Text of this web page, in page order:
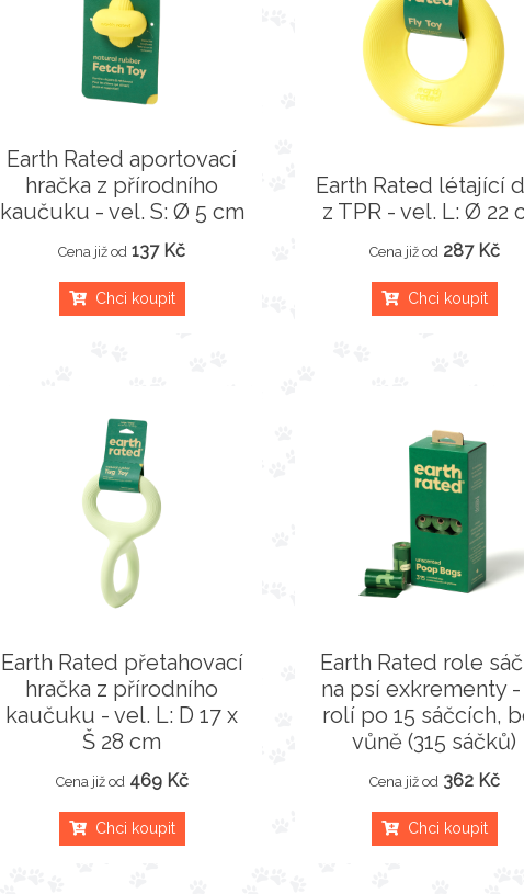
Earth Rated aportovací
hračka z přírodního
kaučuku - vel. S: Ø 5 cm
Cena již od 137 Kč
Chci koupit
Earth Rated létající
z TPR - vel. L: Ø 22
Cena již od 287 Kč
Chci koupit
Earth Rated přetahovací
hračka z přírodního
kaučuku - vel. L: D 17 x
Š 28 cm
Cena již od 469 Kč
Chci koupit
Earth Rated role
na psí exkrementy -
rolí po 15 sáčcích,
vůně (315 sáčků)
Cena již od 362 Kč
Chci koupit